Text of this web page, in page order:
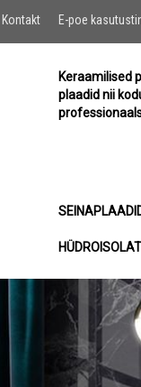
Kontakt E-poe
Keraamilised
plaadid nii